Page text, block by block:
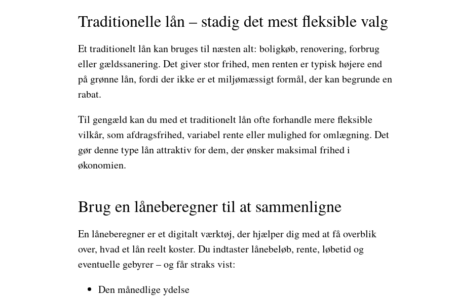
Traditionelle lån – stadig det mest fleksible valg
Et traditionelt lån kan bruges til næsten alt: boligkøb, renovering, forbrug
eller gældssanering. Det giver stor frihed, men renten er typisk højere end
på grønne lån, fordi der ikke er et miljømæssigt formål, der kan begrunde en
rabat.
Til gengæld kan du med et traditionelt lån ofte forhandle mere fleksible
vilkår, som afdragsfrihed, variabel rente eller mulighed for omlægning. Det
gør denne type lån attraktiv for dem, der ønsker maksimal frihed i
økonomien.
Brug en låneberegner til at sammenligne
En låneberegner er et digitalt værktøj, der hjælper dig med at få overblik
over, hvad et lån reelt koster. Du indtaster lånebeløb, rente, løbetid og
eventuelle gebyrer – og får straks vist:
Den månedlige ydelse